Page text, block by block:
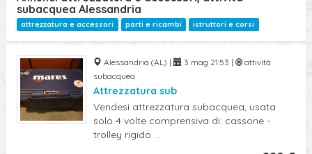
subacquea Alessandria
attrezzatura e accessori parti e ricambi istruttori e corsi
Alessandria (AL) | 3 mag 21:53 |
attività
subacquea
Attrezzatura sub
Vendesi attrezzatura subacquea, usata
solo 4 volte comprensiva di: cassone -
trolley rigido ...